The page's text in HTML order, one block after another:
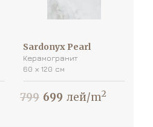
Sardonyx Pearl
Керамогранит
60 х 120 см
799 699 лей/m2